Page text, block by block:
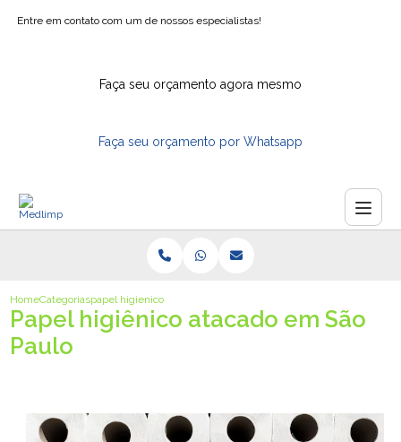
Entre em contato com um de nossos especialistas!
Faça seu orçamento agora mesmo
Faça seu orçamento por Whatsapp
HomeCategoriaspapel higienico atacado sao paulo
Papel higiênico atacado em São
Paulo